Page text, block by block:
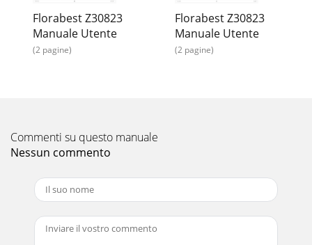
Florabest Z30823
Manuale Utente
(2 pagine)
Florabest Z30823
Manuale Utente
(2 pagine)
Commenti su questo manuale
Nessun commento